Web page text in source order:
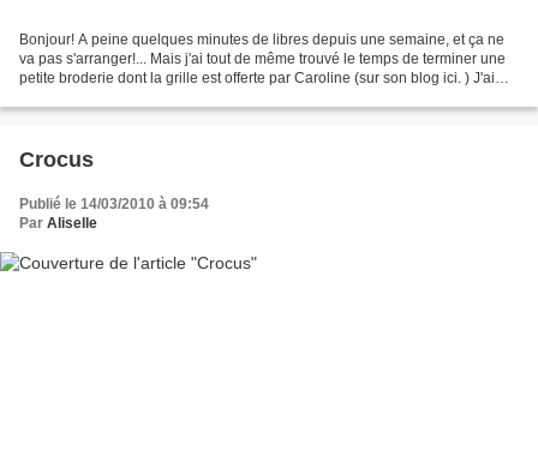
Bonjour! A peine quelques minutes de libres depuis une semaine, et ça ne
va pas s'arranger!... Mais j'ai tout de même trouvé le temps de terminer une
petite broderie dont la grille est offerte par Caroline (sur son blog ici. ) J'ai
Crocus
Publié le 14/03/2010 à 09:54
Par Aliselle